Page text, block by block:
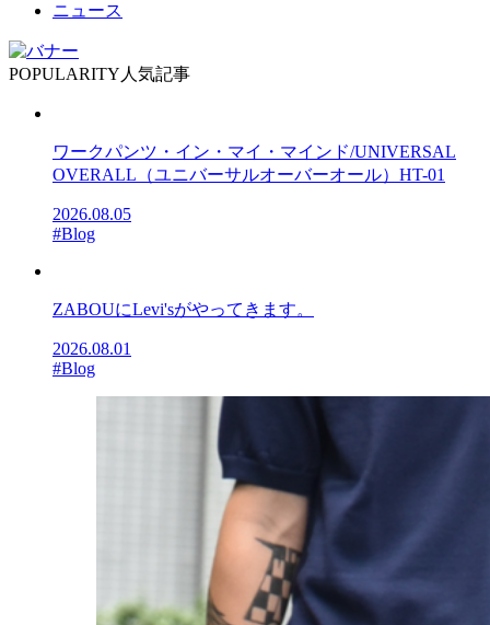
ニュース
POPULARITY 人気記事
ワークパンツ・イン・マイ・マインド/UNIVERSAL
OVERALL（ユニバーサルオーバーオール）HT-01
2026.08.05
#Blog
ZABOUにLevi'sがやってきます。
2026.08.01
#Blog